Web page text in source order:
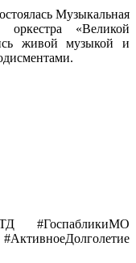
Музыкальная
оркестра «Великой
живой музыкой и
#ГоспабликиМО